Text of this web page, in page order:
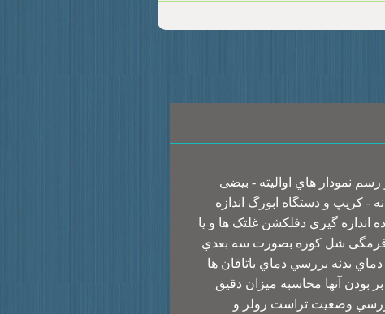
نمودار هاي اواليته - بیضی
- کریپ و دستگاه ابورگ اندازه
گيري دفلکشن غلتک ها و یا
شل کوره بصورت سه بعدي
بدنه بررسي دماي ياتاقان ها
بودن آنها محاسبه ميزان دقيق
وضعيت تراست رولر و